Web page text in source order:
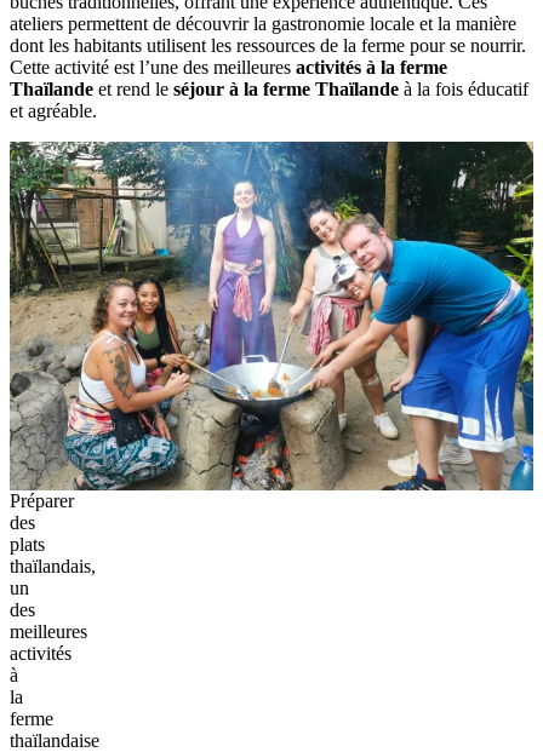
ateliers permettent de découvrir la gastronomie locale et la manière
dont les habitants utilisent les ressources de la ferme pour se nourrir.
Cette activité est l’une des meilleures activités à la ferme
Thaïlande et rend le séjour à la ferme Thaïlande à la fois éducatif
et agréable.
Préparer
des
plats
thaïlandais,
un
des
meilleures
activités
à
la
ferme
thaïlandaise